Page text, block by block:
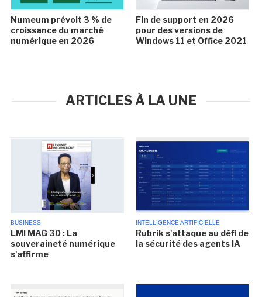
Numeum prévoit 3 % de
croissance du marché
numérique en 2026
Fin de support en 2026
pour des versions de
Windows 11 et Office 2021
ARTICLES À LA UNE
BUSINESS
LMI MAG 30 : La
souveraineté numérique
s'affirme
INTELLIGENCE ARTIFICIELLE
Rubrik s'attaque au défi de
la sécurité des agents IA